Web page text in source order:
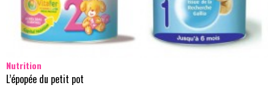
Nutrition
L’épopée du petit pot